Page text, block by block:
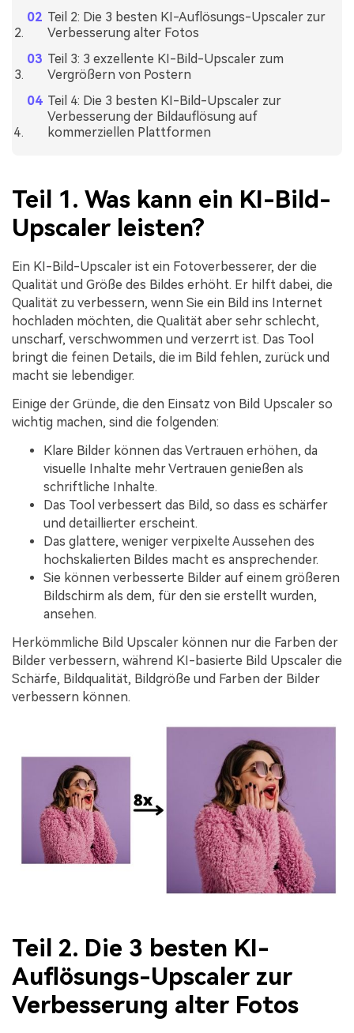
Teil 2: Die 3 besten KI-Auflösungs-Upscaler zur
Verbesserung alter Fotos
Teil 3: 3 exzellente KI-Bild-Upscaler zum
Vergrößern von Postern
Teil 4: Die 3 besten KI-Bild-Upscaler zur
Verbesserung der Bildauflösung auf
kommerziellen Plattformen
Teil 1. Was kann ein KI-Bild-
Upscaler leisten?
Ein KI-Bild-Upscaler ist ein Fotoverbesserer, der die
Qualität und Größe des Bildes erhöht. Er hilft dabei, die
Qualität zu verbessern, wenn Sie ein Bild ins Internet
hochladen möchten, die Qualität aber sehr schlecht,
unscharf, verschwommen und verzerrt ist. Das Tool
bringt die feinen Details, die im Bild fehlen, zurück und
macht sie lebendiger.
Einige der Gründe, die den Einsatz von Bild Upscaler so
wichtig machen, sind die folgenden:
Klare Bilder können das Vertrauen erhöhen, da
visuelle Inhalte mehr Vertrauen genießen als
schriftliche Inhalte.
Das Tool verbessert das Bild, so dass es schärfer
und detaillierter erscheint.
Das glattere, weniger verpixelte Aussehen des
hochskalierten Bildes macht es ansprechender.
Sie können verbesserte Bilder auf einem größeren
Bildschirm als dem, für den sie erstellt wurden,
ansehen.
Herkömmliche Bild Upscaler können nur die Farben der
Bilder verbessern, während KI-basierte Bild Upscaler die
Schärfe, Bildqualität, Bildgröße und Farben der Bilder
verbessern können.
Teil 2. Die 3 besten KI-
Auflösungs-Upscaler zur
Verbesserung alter Fotos